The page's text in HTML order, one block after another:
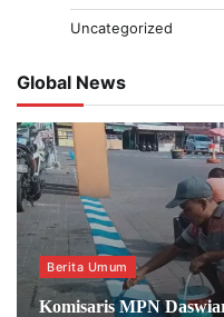
Uncategorized
Global News
Berita Umum
Komisaris MPN